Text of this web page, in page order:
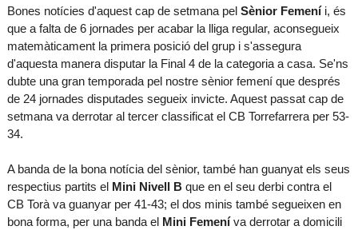
Bones notícies d'aquest cap de setmana pel Sènior Femení i, és
que a falta de 6 jornades per acabar la lliga regular, aconsegueix
matemàticament la primera posició del grup i s'assegura
d'aquesta manera disputar la Final 4 de la categoria a casa. Se'ns
dubte una gran temporada pel nostre sènior femení que després
de 24 jornades disputades segueix invicte. Aquest passat cap de
setmana va derrotar al tercer classificat el CB Torrefarrera per 53-
34.
A banda de la bona notícia del sènior, també han guanyat els seus
respectius partits el Mini Nivell B que en el seu derbi contra el
CB Torà va guanyar per 41-43; el dos minis també segueixen en
bona forma, per una banda el Mini Femeníva derrotar a domicili